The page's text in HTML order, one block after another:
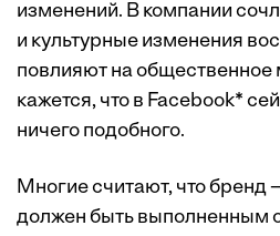
изменений. В компании
и культурные изменения
повлияют на общественное
кажется, что в Facebook*
ничего подобного.
Многие считают, что бренд
должен быть выполненным